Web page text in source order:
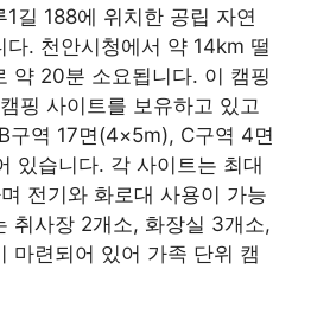
길 188에 위치한 공립 자연
다. 천안시청에서 약 14km 떨
약 20분 소요됩니다. 이 캠핑
핑 사이트를 보유하고 있고
구역 17면(4×5m), C구역 4면
있습니다. 각 사이트는 최대
전기와 화로대 사용이 가능
취사장 2개소, 화장실 3개소,
마련되어 있어 가족 단위 캠